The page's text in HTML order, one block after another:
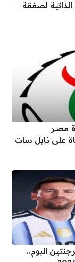
لصفقة
مصر
على نايل سات
اليوم..